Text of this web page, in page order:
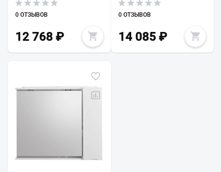
0 ОТЗЫВОВ
12 768 ₽
0 ОТЗЫВОВ
14 085₽